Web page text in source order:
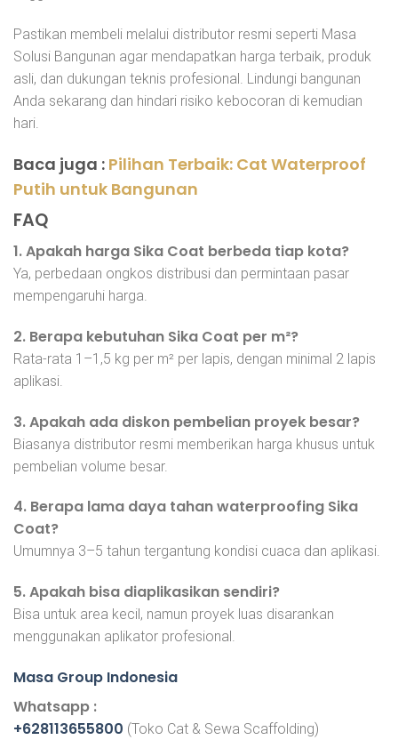
Pastikan membeli melalui distributor resmi seperti Masa
Solusi Bangunan agar mendapatkan harga terbaik, produk
asli, dan dukungan teknis profesional. Lindungi bangunan
Anda sekarang dan hindari risiko kebocoran di kemudian
hari.
Baca juga : Pilihan Terbaik: Cat Waterproof
Putih untuk Bangunan
FAQ
1. Apakah harga Sika Coat berbeda tiap kota?
Ya, perbedaan ongkos distribusi dan permintaan pasar
mempengaruhi harga.
2. Berapa kebutuhan Sika Coat per m²?
Rata-rata 1–1,5 kg per m² per lapis, dengan minimal 2 lapis
aplikasi.
3. Apakah ada diskon pembelian proyek besar?
Biasanya distributor resmi memberikan harga khusus untuk
pembelian volume besar.
4. Berapa lama daya tahan waterproofing Sika
Coat?
Umumnya 3–5 tahun tergantung kondisi cuaca dan aplikasi.
5. Apakah bisa diaplikasikan sendiri?
Bisa untuk area kecil, namun proyek luas disarankan
menggunakan aplikator profesional.
Masa Group Indonesia
Whatsapp :
+628113655800 (Toko Cat & Sewa Scaffolding)